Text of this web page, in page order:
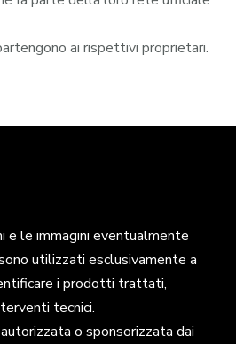
ai rispettivi proprietari.
e le immagini eventualmente
utilizzati esclusivamente a
i prodotti trattati,
tecnici.
o sponsorizzata dai